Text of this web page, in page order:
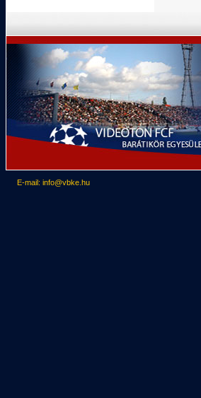
E-mail: info@vbke.hu